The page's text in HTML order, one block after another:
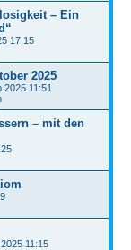
– Ein
17:15
2025
2025 11:51
– mit den
11:15